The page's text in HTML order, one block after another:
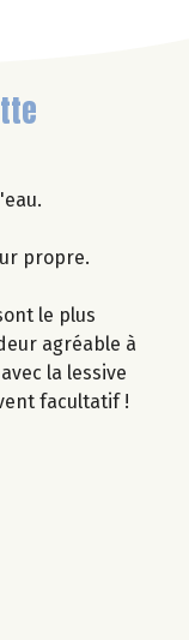
propre.
le plus
agréable à
la lessive
facultatif !